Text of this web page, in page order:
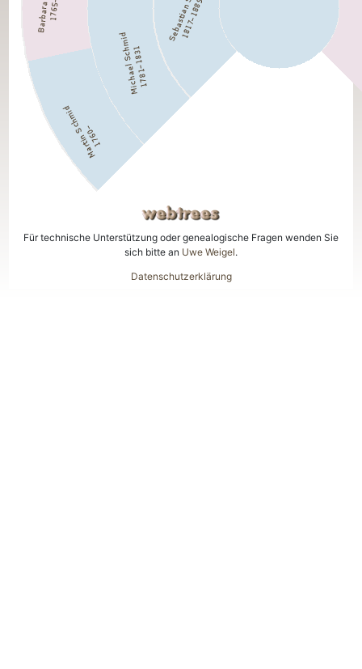
Für technische Unterstützung oder genealogische Fragen wenden Sie
sich bitte an Uwe Weigel.
Datenschutzerklärung